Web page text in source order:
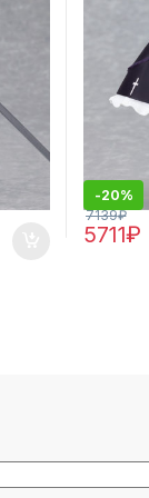
-20%
5711₽
7139₽